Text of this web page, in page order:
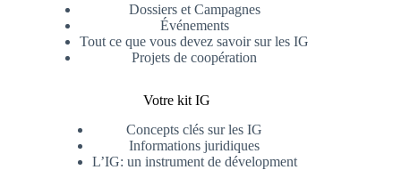
Dossiers et Campagnes
Événements
Tout ce que vous devez savoir sur les IG
Projets de coopération
Votre kit IG
Concepts clés sur les IG
Informations juridiques
L’IG: un instrument de dévelopment